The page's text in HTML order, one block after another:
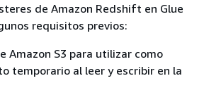
de Amazon Redshift en Glue
requisitos previos:
Amazon S3 para utilizar como
temporario al leer y escribir en la